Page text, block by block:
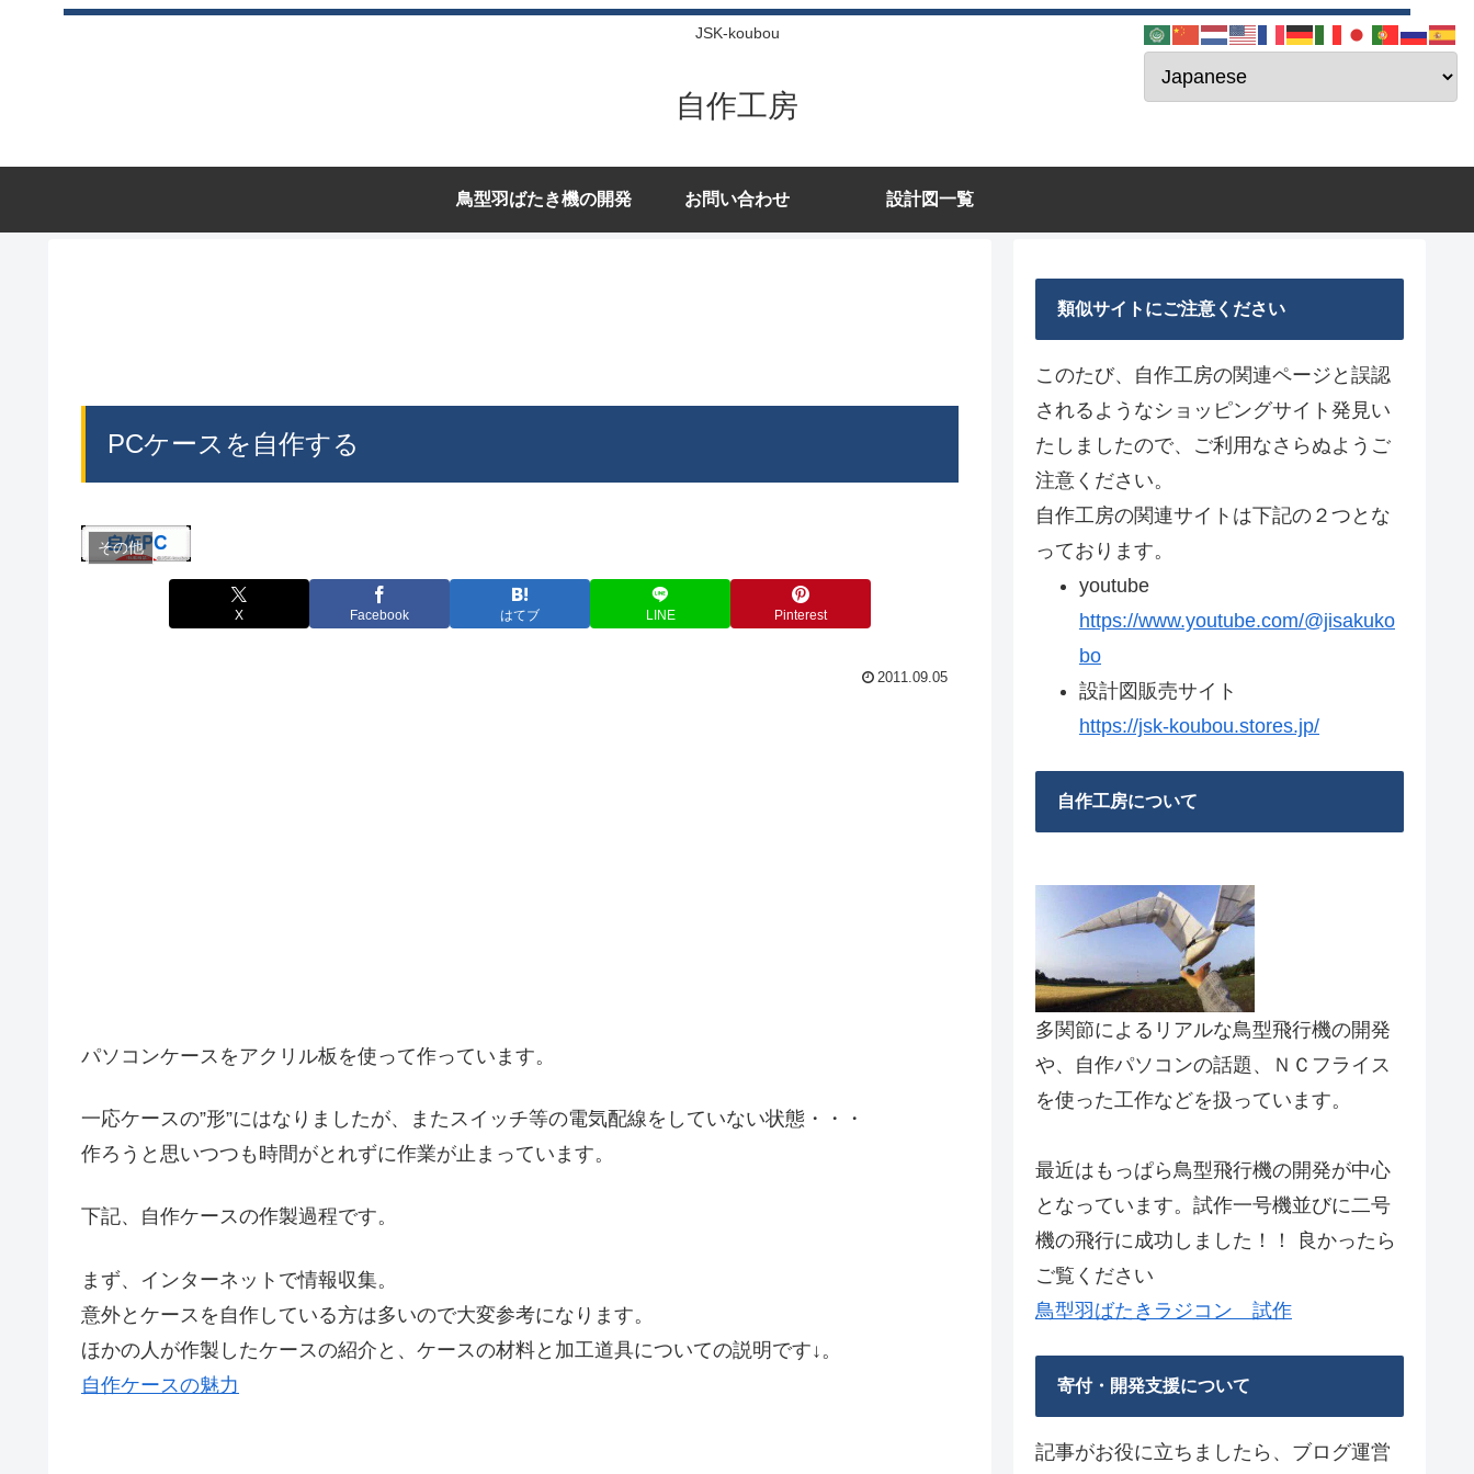
JSK-koubou
自作工房
鳥型羽ばたき機の開発 お問い合わせ 設計図一覧
PCケースを自作する
その他
X Facebook はてブ LINE Pinterest
2011.09.05
パソコンケースをアクリル板を使って作っています。
一応ケースの”形”にはなりましたが、またスイッチ等の電気配線をしていない状態・・・
作ろうと思いつつも時間がとれずに作業が止まっています。
下記、自作ケースの作製過程です。
まず、インターネットで情報収集。
意外とケースを自作している方は多いので大変参考になります。
ほかの人が作製したケースの紹介と、ケースの材料と加工道具についての説明です↓。
自作ケースの魅力
類似サイトにご注意ください
このたび、自作工房の関連ページと誤認
されるようなショッピングサイト発見い
たしましたので、ご利用なさらぬようご
注意ください。
自作工房の関連サイトは下記の２つとな
っております。
youtube
https://www.youtube.com/@jisakuko
bo
設計図販売サイト
https://jsk-koubou.stores.jp/
自作工房について
多関節によるリアルな鳥型飛行機の開発
や、自作パソコンの話題、ＮＣフライス
を使った工作などを扱っています。
最近はもっぱら鳥型飛行機の開発が中心
となっています。試作一号機並びに二号
機の飛行に成功しました！！ 良かったら
ご覧ください
鳥型羽ばたきラジコン 試作
寄付・開発支援について
記事がお役に立ちましたら、ブログ運営